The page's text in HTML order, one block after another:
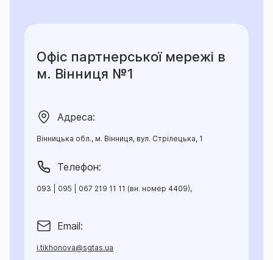
Офіс партнерської мережі в
м. Вінниця №1
Адреса:
Вінницька обл., м. Вінниця, вул. Стрілецька, 1
Телефон:
093 | 095 | 067 219 11 11 (вн. номер 4409),
Email:
i.tikhonova@sgtas.ua